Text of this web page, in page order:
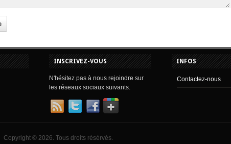
INSCRIVEZ-VOUS
N'hésitez pas à nous rejoindre sur
les réseaux sociaux suivants.
INFOS
Contactez-nous
Copyright © 2026. Tous droits résérvés.